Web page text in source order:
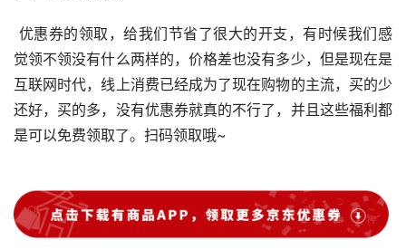
觉领不领没有什么两样的，价格差也没有多少，但是现在是
互联网时代，线上消费已经成为了现在购物的主流，买的少
还好，买的多，没有优惠券就真的不行了，并且这些福利都
是可以免费领取了。扫码领取哦~